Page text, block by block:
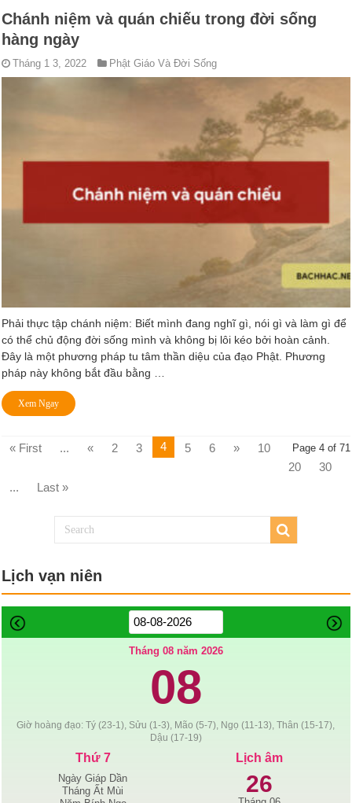
Chánh niệm và quán chiếu trong đời sống
hàng ngày
Tháng 1 3, 2022 Phật Giáo Và Đời Sống
Phải thực tập chánh niệm: Biết mình đang nghĩ gì, nói gì và làm gì để
có thể chủ động đời sống mình và không bị lôi kéo bởi hoàn cảnh.
Đây là một phương pháp tu tâm thần diệu của đạo Phật. Phương
pháp này không bắt đầu bằng …
Xem Ngay
Page 4 of 71
« First ... « 2 3 4 5 6 »
10
20
30
...
Last »
Lịch vạn niên
Tháng 08 năm 2026
08
Giờ hoàng đạo: Tý (23-1), Sửu (1-3), Mão (5-7), Ngọ (11-13), Thân (15-17),
Dậu (17-19)
Thứ 7
Ngày Giáp Dần
Tháng Ất Mùi
Lịch âm
26